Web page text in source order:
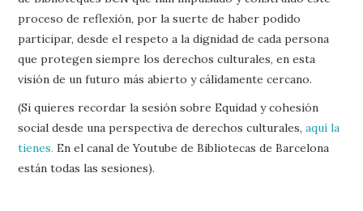
proceso de reflexión, por la suerte de haber podido
participar, desde el respeto a la dignidad de cada persona
que protegen siempre los derechos culturales, en esta
visión de un futuro más abierto y cálidamente cercano.
(Si quieres recordar la sesión sobre Equidad y cohesión
social desde una perspectiva de derechos culturales,aquí la
tienes. En el canal de Youtube de Bibliotecas de Barcelona
están todas las sesiones).